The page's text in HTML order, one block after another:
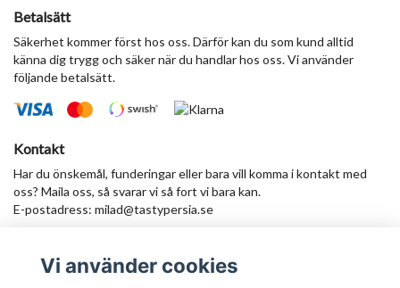
Betalsätt
Säkerhet kommer först hos oss. Därför kan du som kund alltid
känna dig trygg och säker när du handlar hos oss. Vi använder
följande betalsätt.
Kontakt
Har du önskemål, funderingar eller bara vill komma i kontakt med
oss? Maila oss, så svarar vi så fort vi bara kan.
E-postadress: milad@tastypersia.se
Anmäl dig till vårt nyhetsbrev
Vi använder cookies